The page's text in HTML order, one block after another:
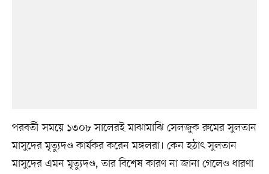
পরবর্তী সময়ে ১৩০৮ সালেরই মাঝামাঝি সেলজুক রুমের সুলতান
মাসুদের মৃত্যুদণ্ড কার্যকর করেন মঙ্গলরা। কেন হঠাৎ সুলতান
মাসুদের এমন মৃত্যুদণ্ড, তার বিশেষ কারণ না জানা গেলেও ধারণা